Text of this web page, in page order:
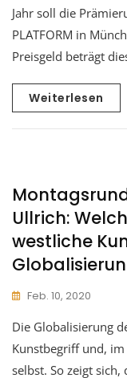
Jahr soll die
PLATFORM in
Preisgeld beträgt
Weiterlesen
Ullrich:
westliche
Feb. 10, 2020
Die Globalisierung
Kunstbegriff und,
selbst. So zeigt